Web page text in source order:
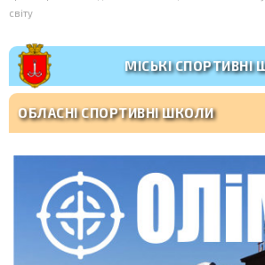
світу
МІСЬКІ СПОРТИВНІ
ОБЛАСНІ СПОРТИВНІ ШКОЛИ